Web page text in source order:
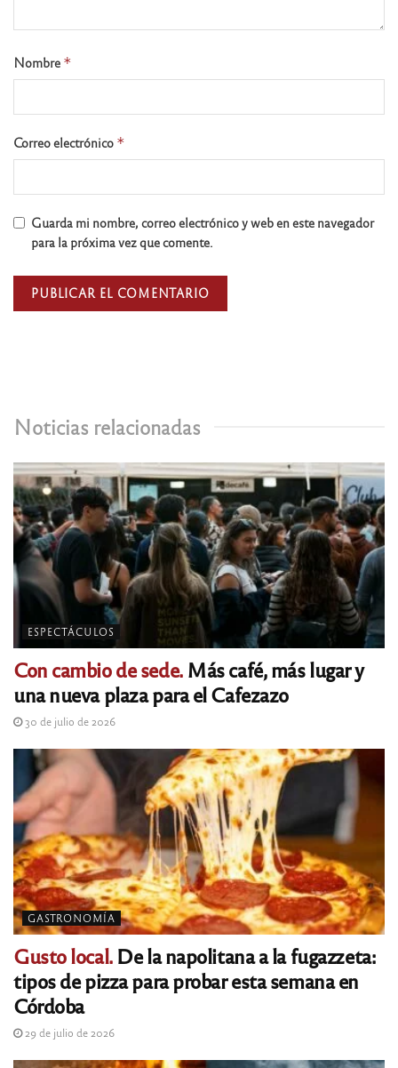
Noticias relacionadas
ESPECTÁCULOS
Con cambio de sede.Más café, más lugar y
una nueva plaza para el Cafezazo
30 de julio de 2026
GASTRONOMÍA
Gusto local.De la napolitana a la fugazzeta:
tipos de pizza para probar esta semana en
Córdoba
29 de julio de 2026
Nombre *
Correo electrónico *
Guarda mi nombre, correo electrónico y web en este navegador
para la próxima vez que comente.